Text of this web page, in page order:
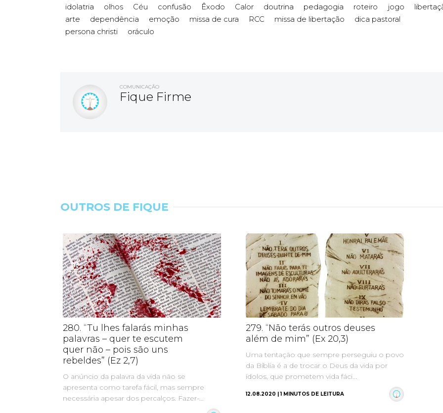
idolatria
olhos Céu confusão Êxodo Calor doutrina pedagogia roteiro jogo
arte
dependência emoção missa de cura RCC missa de libertação
dica pastoral
persona christi
oráculo
COMUNICAÇÃO
Fique Firme
OUTROS DE FIQUE
280. “Tu lhes falarás minhas
palavras – quer te escutem
quer não – pois são uns
rebeldes” (Ez 2,7)
O anúncio da palavra da vida não se
apresenta como tarefa fácil, mas sempre
necessária apesar dos percalços. Fazer-...
279. “Não terás outros deuses
além de mim” (Ex 20,3)
Uma tentação que sempre perseguiu o povo
da Bíblia é a de trocar o Deus da vida por
ídolos, que prometem vida fáci...
12.08.2020 | 1 MINUTOS DE LEITURA